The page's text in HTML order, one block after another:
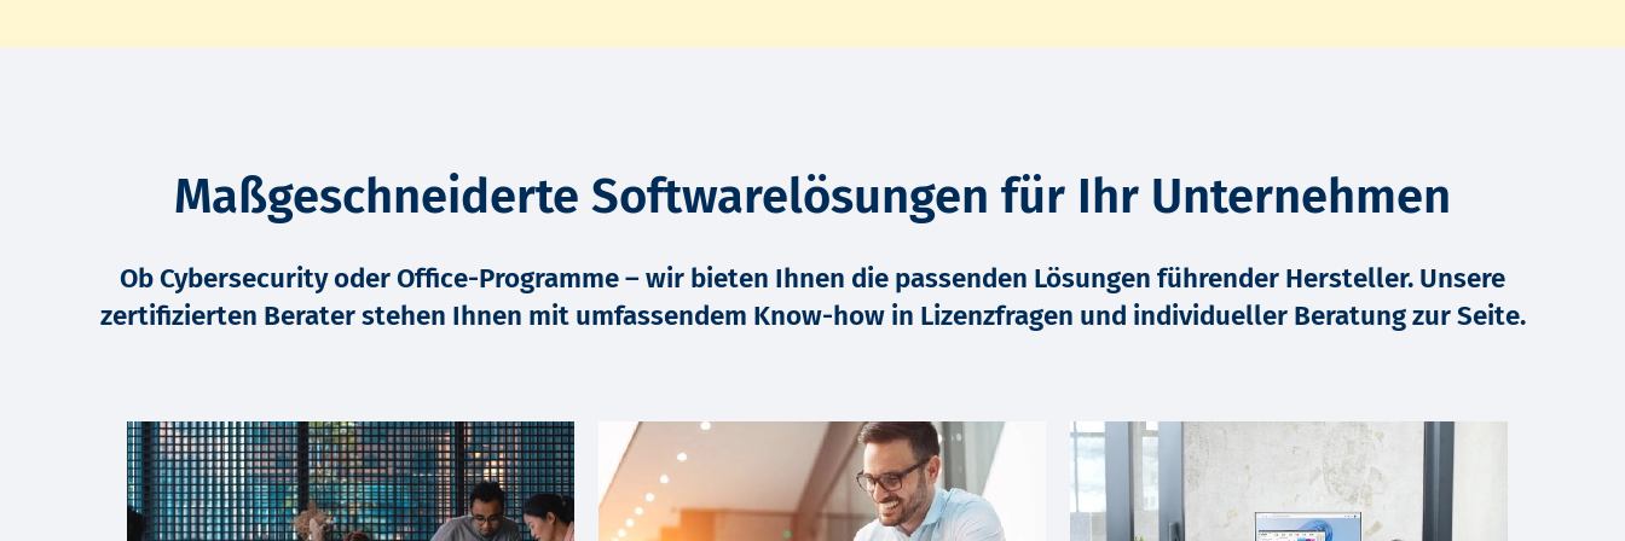
Maßgeschneiderte Softwarelösungen für Ihr Unternehmen
Ob Cybersecurity oder Office-Programme – wir bieten Ihnen die passenden Lösungen führender Hersteller. Unsere
zertifizierten Berater stehen Ihnen mit umfassendem Know-howin Lizenzfragen und individueller Beratung zur Seite.